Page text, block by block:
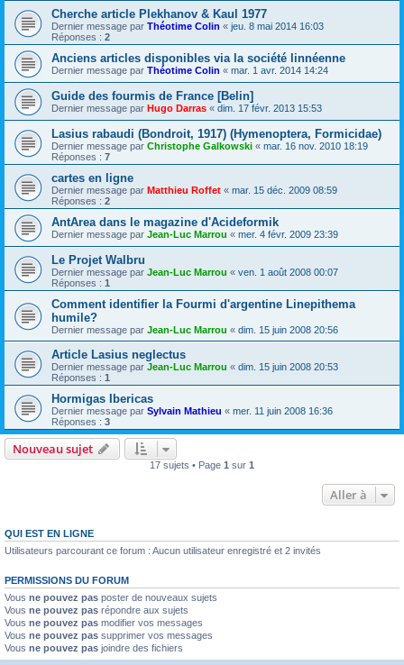
Cherche article Plekhanov & Kaul 1977
Dernier message par Théotime Colin « jeu. 8 mai 2014 16:03
Réponses : 2
Anciens articles disponibles via la société linnéenne
Dernier message par Théotime Colin « mar. 1 avr. 2014 14:24
Guide des fourmis de France [Belin]
Dernier message par Hugo Darras « dim. 17 févr. 2013 15:53
Lasius rabaudi (Bondroit, 1917) (Hymenoptera, Formicidae)
Dernier message par Christophe Galkowski « mar. 16 nov. 2010 18:19
Réponses : 7
cartes en ligne
Dernier message par Matthieu Roffet « mar. 15 déc. 2009 08:59
Réponses : 2
AntArea dans le magazine d'Acideformik
Dernier message par Jean-Luc Marrou « mer. 4 févr. 2009 23:39
Le Projet Walbru
Dernier message par Jean-Luc Marrou « ven. 1 août 2008 00:07
Réponses : 1
Comment identifier la Fourmi d'argentine Linepithema
humile?
Dernier message par Jean-Luc Marrou « dim. 15 juin 2008 20:56
Article Lasius neglectus
Dernier message par Jean-Luc Marrou « dim. 15 juin 2008 20:53
Réponses : 1
Hormigas Ibericas
Dernier message par Sylvain Mathieu « mer. 11 juin 2008 16:36
Réponses : 3
Nouveau sujet
17 sujets • Page 1 sur 1
Aller à
QUI EST EN LIGNE
Utilisateurs parcourant ce forum : Aucun utilisateur enregistré et 2 invités
PERMISSIONS DU FORUM
Vous ne pouvez pas poster de nouveaux sujets
Vous ne pouvez pas répondre aux sujets
Vous ne pouvez pas modifier vos messages
Vous ne pouvez pas supprimer vos messages
Vous ne pouvez pas joindre des fichiers